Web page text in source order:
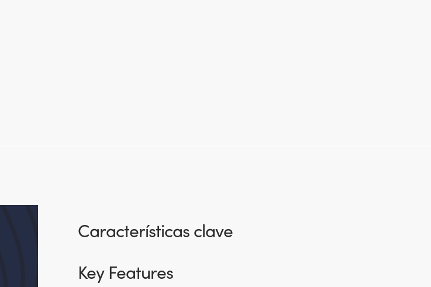
Características clave
Key Features